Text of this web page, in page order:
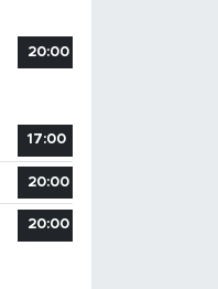
20:00
17:00
20:00
20:00